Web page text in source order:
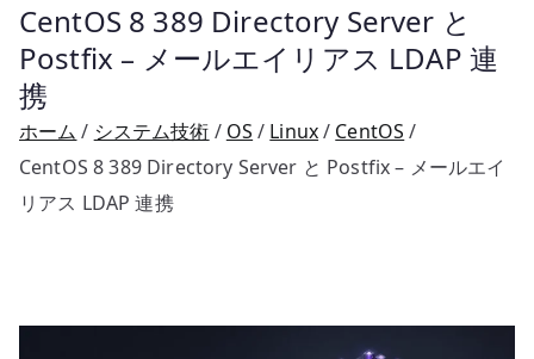
CentOS 8 389 Directory Server と
Postfix – メールエイリアス LDAP 連
携
ホーム システム技術 OS Linux
CentOS
CentOS 8 389 Directory Server と Postfix – メールエイ
リアス LDAP 連携